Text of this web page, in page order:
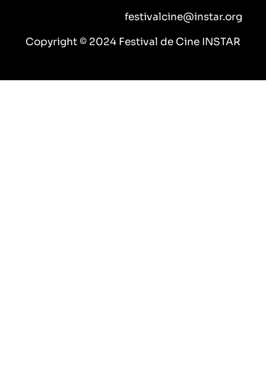
m
festivalcine@instar.org
Copyright © 2024 Festival de Cine INSTAR